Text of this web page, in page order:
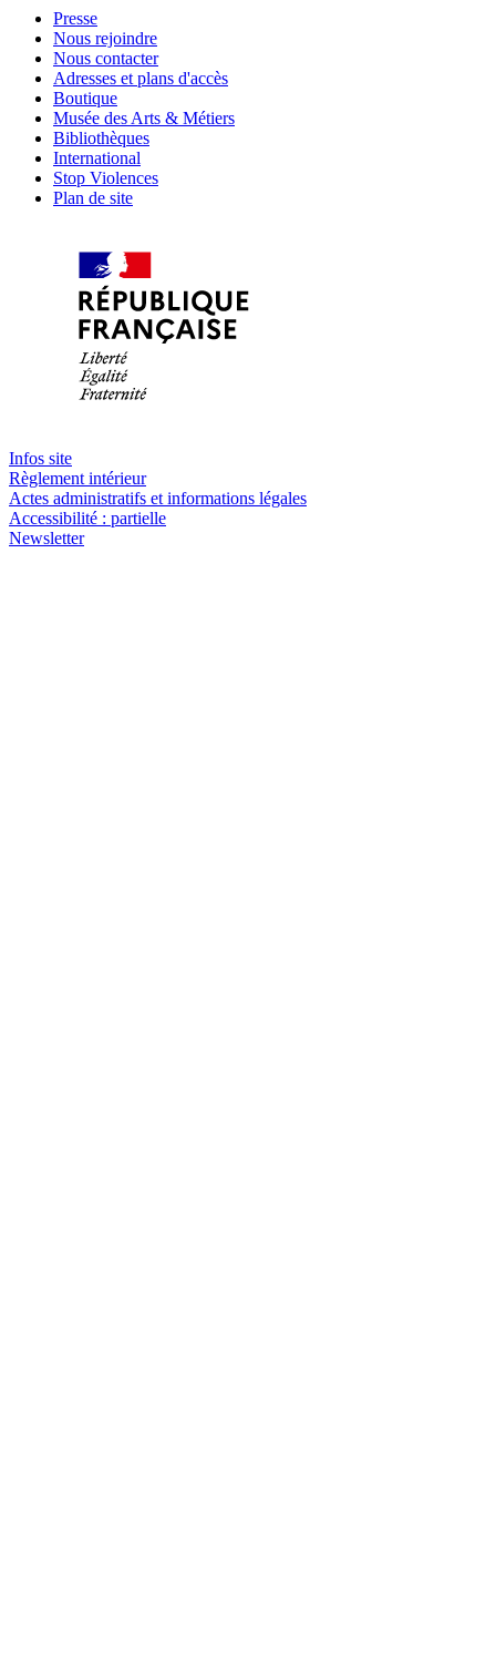
Presse
Nous rejoindre
Nous contacter
Adresses et plans d'accès
Boutique
Musée des Arts & Métiers
Bibliothèques
International
Stop Violences
Plan de site
Infos site
Règlement intérieur
Actes administratifs et informations légales
Accessibilité : partielle
Newsletter